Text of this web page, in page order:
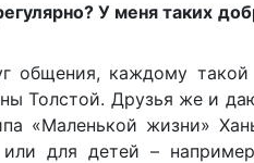
У меня таких
общения, каждому
Толстой. Друзья же и
«Маленькой жизни»
для детей –